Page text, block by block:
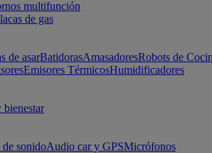
multifunción
de gas
de asarBatidorasAmasadoresRobots de
Emisores TérmicosHumidificadores
bienestar
de sonidoAudio car y GPSMicrófonos